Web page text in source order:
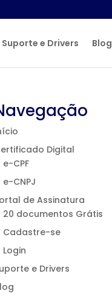
Suporte e Drivers Blog
Digital
e-CPF
e-CNPJ
de Assinatura
20 documentos Grátis
Cadastre-se
Login
e Drivers